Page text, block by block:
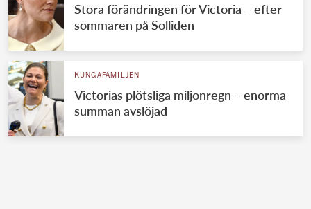
Stora förändringen för Victoria – efter
sommaren på Solliden
KUNGAFAMILJEN
Victorias plötsliga miljonregn – enorma
summan avslöjad